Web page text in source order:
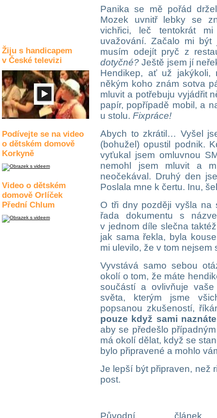
Žiju s handicapem
v České televizi
Podívejte se na video
o dětském domově
Korkyně
Video o dětském
domově Orlíček
Přední Chlum
Panika se mě pořád
Mozek uvnitř lebky se
vichřici, leč tentokrát
uvažování. Začalo mi
musím odejít pryč z
dotyčné? Ještě jsem jí
Hendikep, ať už
někým koho znám sotva
mluvit a potřebuju vyjádřit
papír, popřípadě mobil, a
u stolu. Fixpráce!
Abych to zkrátil… Vyšel
(bohužel) opustil podnik.
vyťukal jsem omluvnou
nemohl jsem mluvit a
neočekával. Druhý den
Poslala mne k čertu. Inu,
O tři dny později vyšla na
řada dokumentu s
v jednom díle slečna
jak sama řekla, byla
mi ulevilo, že v tom nejsem
Vyvstává samo sebou
okolí o tom, že máte
součástí a ovlivňuje
světa, kterým jsme
popsanou zkušeností,
pouze když sami
aby se předešlo
má okolí dělat, když se
bylo připravené a mohlo
Je lepší být připraven, než
post.
Původní